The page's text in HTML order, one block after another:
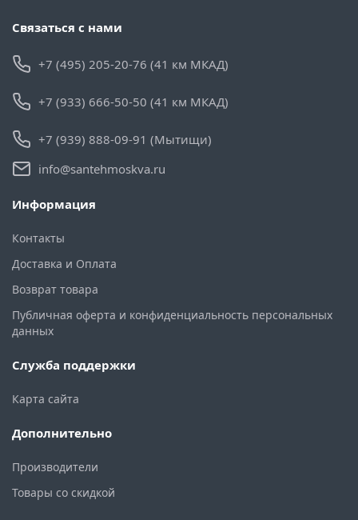
Связаться с нами
+7 (495) 205-20-76 (41 км МКАД)
+7 (933) 666-50-50 (41 км МКАД)
+7 (939) 888-09-91 (Мытищи)
info@santehmoskva.ru
Информация
Контакты
Доставка и Оплата
Возврат товара
Публичная оферта и конфиденциальность персональных
данных
Служба поддержки
Карта сайта
Дополнительно
Производители
Товары со скидкой